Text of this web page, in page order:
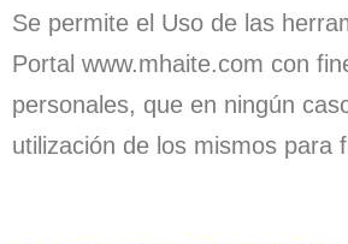
Se permite el Uso de las
Portal www.mhaite.com con
personales, que en ningún
utilización de los mismos para